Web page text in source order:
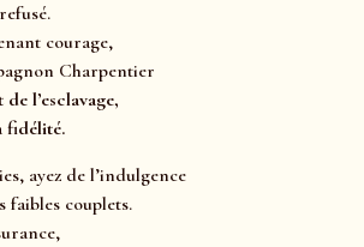
courage,
Charpentier
l’esclavage,
fidélité.
ayez de l’indulgence
faibles couplets.